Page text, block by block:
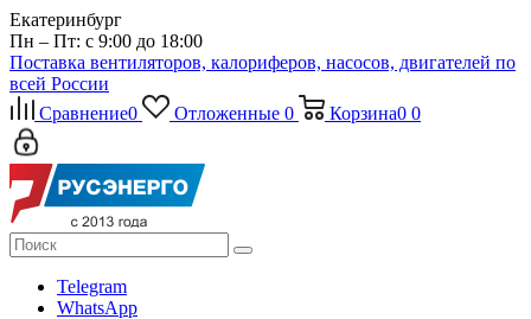
Екатеринбург
Пн – Пт: с 9:00 до 18:00
Поставка вентиляторов, калориферов, насосов, двигателей по
всей России
Сравнение0 Отложенные 0 Корзина0 0
Telegram
WhatsApp